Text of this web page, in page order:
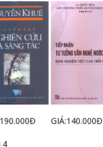
GIÁ:140.000Đ
4